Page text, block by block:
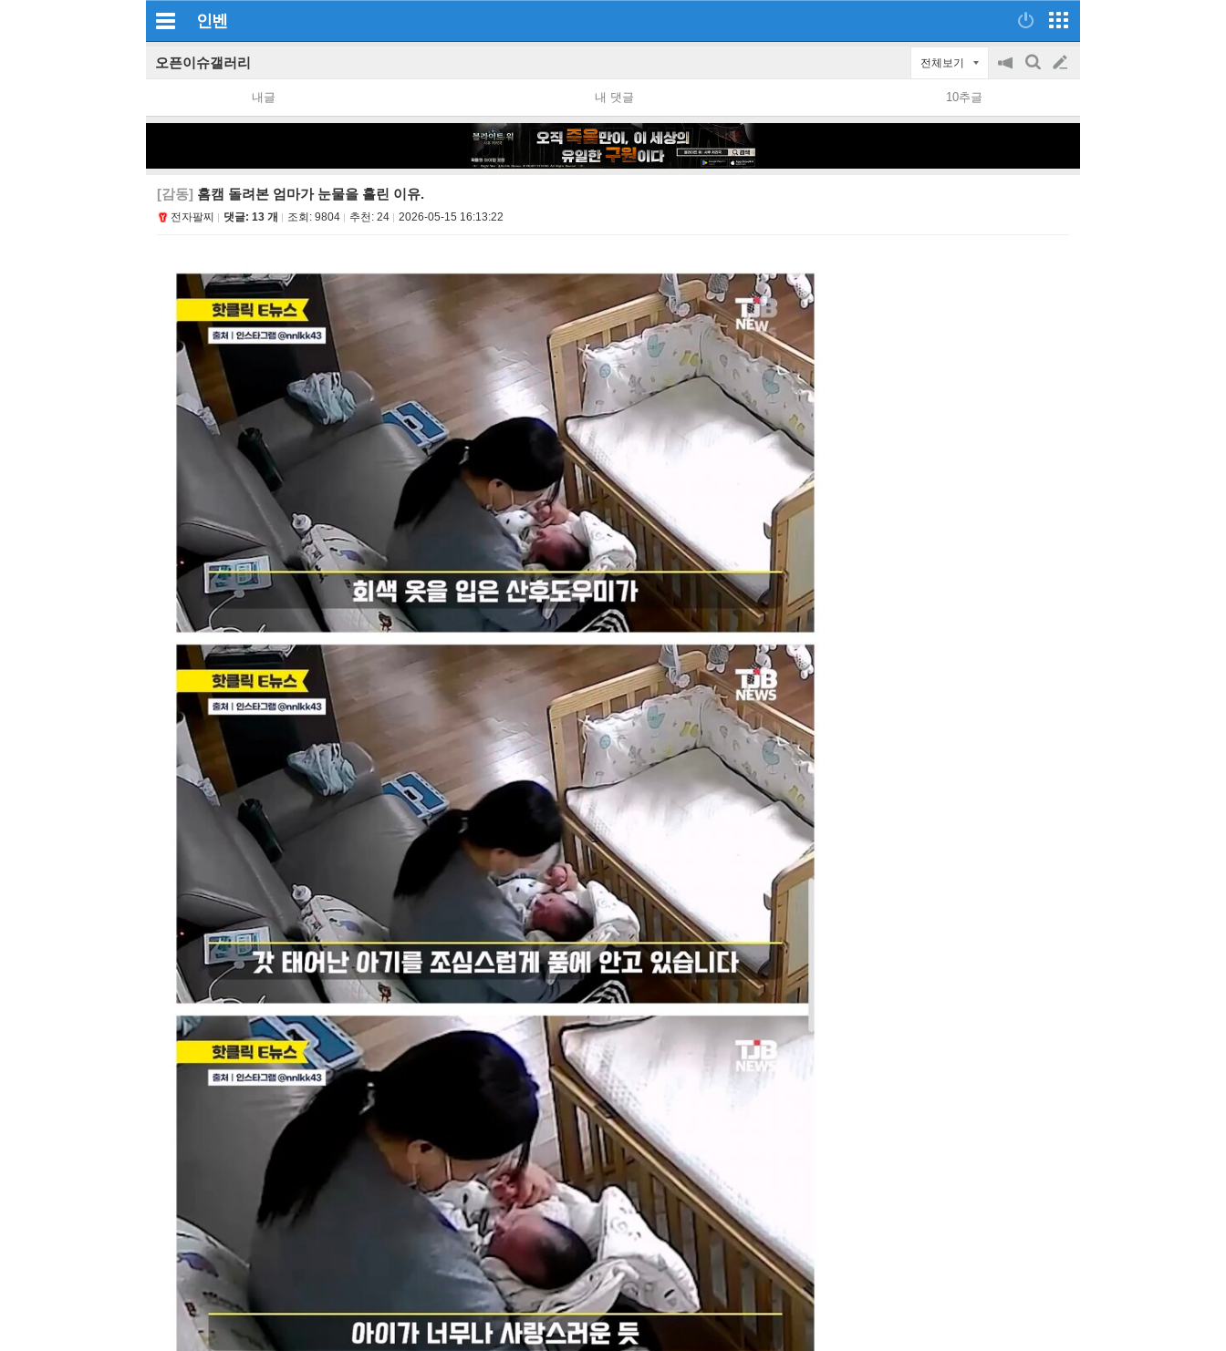
인벤
오픈이슈갤러리 전체보기
공
on/off
검
글
쓰
내글 내 댓글 10추글
[감동] 홈캠 돌려본 엄마가 눈물을 흘린 이유.
전자팔찌 댓글: 13 개 조회: 9804 추천: 24 2026-05-15 16:13:22